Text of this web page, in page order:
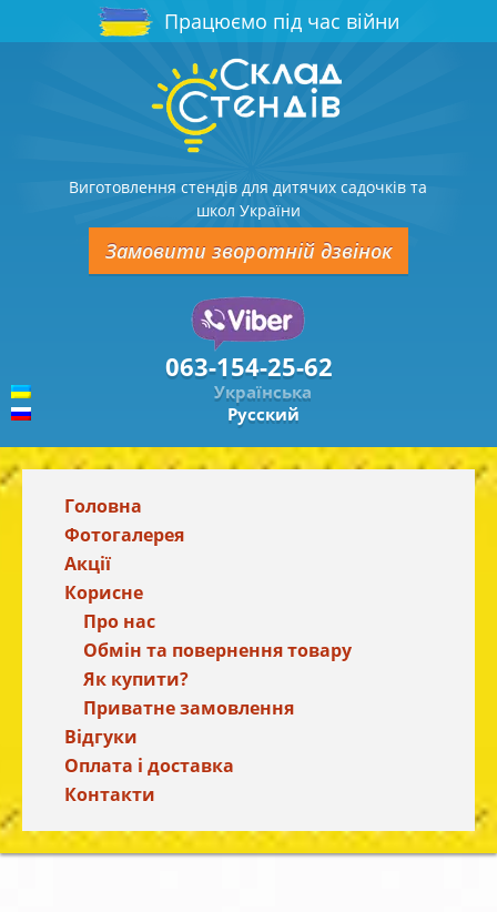
Працюємо під час війни
Виготовлення стендів для дитячих садочків та
школ України
Замовити зворотній дзвінок
063-154-25-62
Українська
Русский
Головна
Фотогалерея
Акції
Корисне
Про нас
Обмін та повернення товару
Як купити?
Приватне замовлення
Відгуки
Оплата і доставка
Контакти